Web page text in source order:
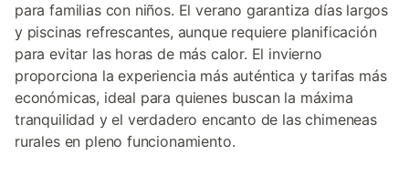
para familias con niños. El verano garantiza días largos
y piscinas refrescantes, aunque requiere planificación
para evitar las horas de más calor. El invierno
proporciona la experiencia más auténtica y tarifas más
económicas, ideal para quienes buscan la máxima
tranquilidad y el verdadero encanto de las chimeneas
rurales en pleno funcionamiento.